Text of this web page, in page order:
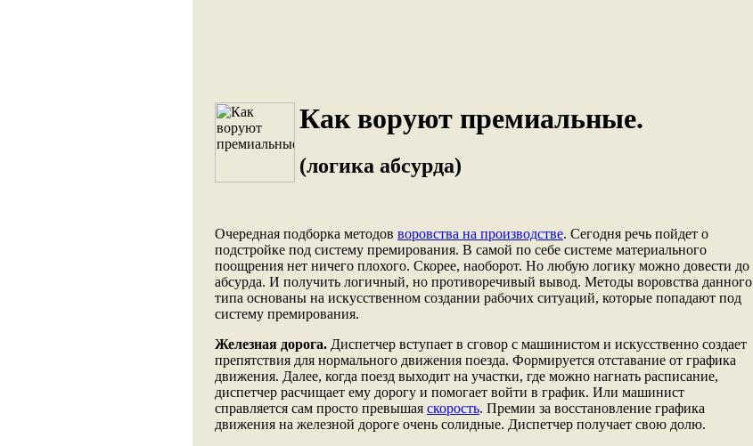
Как воруют премиальные.
(логика абсурда)
Очередная подборка методов воровства на производстве. Сегодня речь пойдет о
подстройке под систему премирования. В самой по себе системе материального
поощрения нет ничего плохого. Скорее, наоборот. Но любую логику можно довести до
абсурда. И получить логичный, но противоречивый вывод. Методы воровства данного
типа основаны на искусственном создании рабочих ситуаций, которые попадают под
систему премирования.
Железная дорога. Диспетчер вступает в сговор с машинистом и искусственно создает
препятствия для нормального движения поезда. Формируется отставание от графика
движения. Далее, когда поезд выходит на участки, где можно нагнать расписание,
диспетчер расчищает ему дорогу и помогает войти в график. Или машинист
справляется сам просто превышая скорость. Премии за восстановление графика
движения на железной дороге очень солидные. Диспетчер получает свою долю.